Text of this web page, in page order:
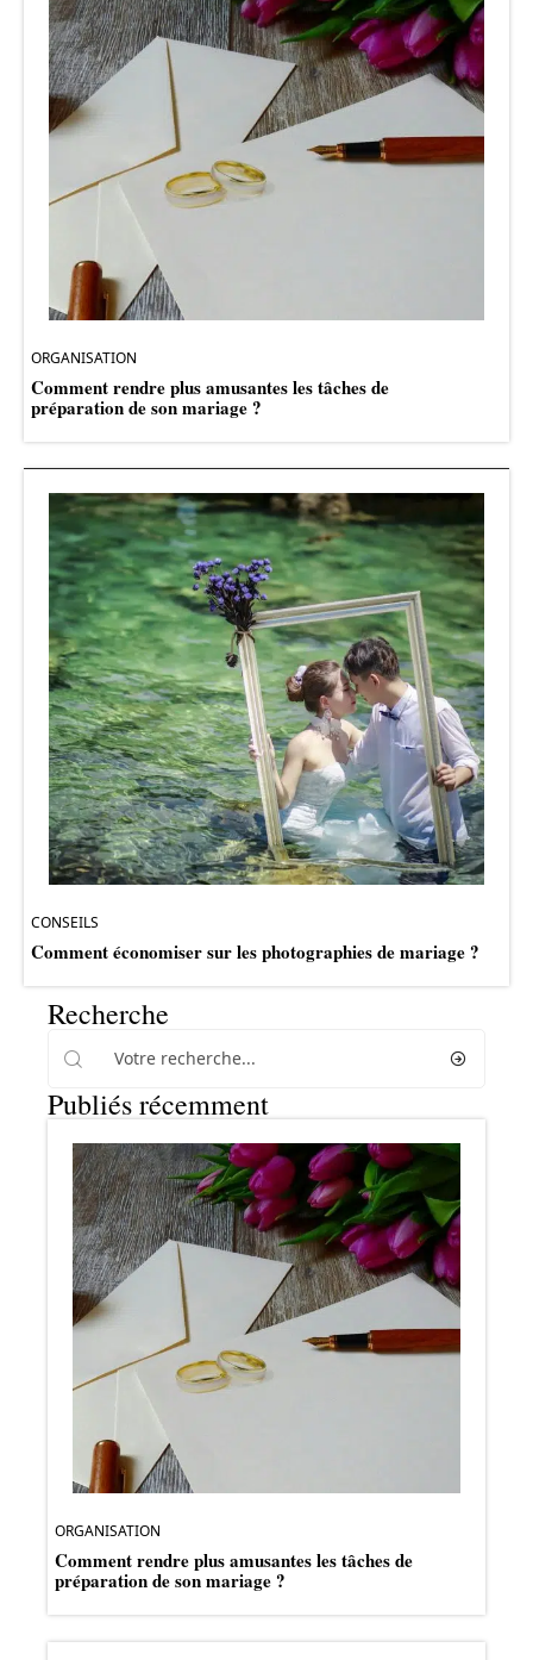
ORGANISATION
Comment rendre plus amusantes les tâches de
préparation de son mariage ?
CONSEILS
Comment économiser sur les photographies de mariage ?
Recherche
Publiés récemment
ORGANISATION
Comment rendre plus amusantes les tâches de
préparation de son mariage ?